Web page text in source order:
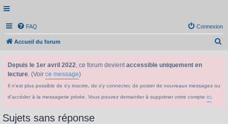
FAQ Connexion
Accueil du forum
Depuis le 1er avril 2022, ce forum devientaccessible uniquement en
lecture. (Voir ce message)
Il n'est plus possible de s'y inscrire, de s'y connecter, de poster de nouveaux messages ou
d'accéder à la messagerie privée. Vous pouvez demander à supprimer votre compte ici
Sujets sans réponse